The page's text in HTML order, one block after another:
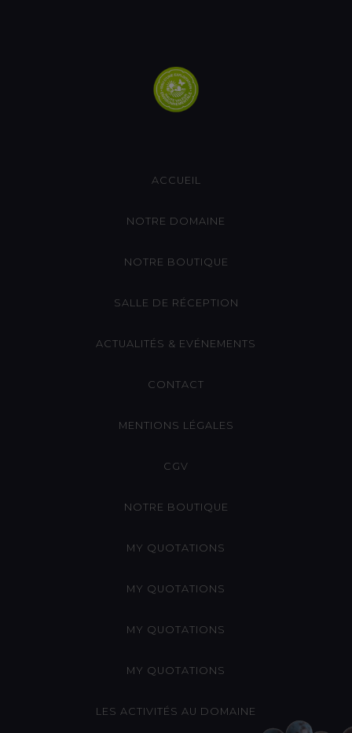
ACCUEIL
NOTRE DOMAINE
NOTRE BOUTIQUE
SALLE DE RÉCEPTION
ACTUALITÉS & EVÉNEMENTS
CONTACT
MENTIONS LÉGALES
CGV
NOTRE BOUTIQUE
MY QUOTATIONS
MY QUOTATIONS
MY QUOTATIONS
MY QUOTATIONS
LES ACTIVITÉS AU DOMAINE